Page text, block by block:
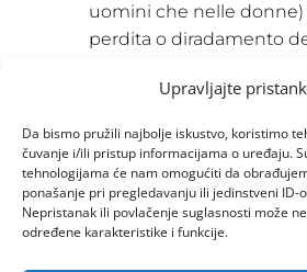
Upravljajte
Da bismo pružili najbolje iskustvo, koristimo
čuvanje i/ili pristup informacijama o uređaju.
tehnologijama će nam omogućiti da
ponašanje pri pregledavanju ili jedinstveni ID-
Nepristanak ili povlačenje suglasnosti može
određene karakteristike i funkcije.
uomini che nelle
perdita o diradamento
capelluto. Il trapianto di
Cambiamenti
Problemi cutanei
eczemi, cicatrici e